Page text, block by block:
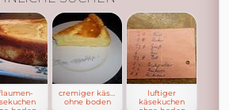
cremiger käsekuchen
ohne boden
luftiger
käsekuchen